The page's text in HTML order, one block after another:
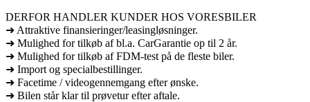
DERFOR HANDLER KUNDER HOS VORESBILER
➜ Attraktive finansieringer/leasingløsninger.
➜ Mulighed for tilkøb af bl.a. CarGarantie op til 2 år.
➜ Mulighed for tilkøb af FDM-test på de fleste biler.
➜ Import og specialbestillinger.
➜ Facetime / videogennemgang efter ønske.
➜ Bilen står klar til prøvetur efter aftale.